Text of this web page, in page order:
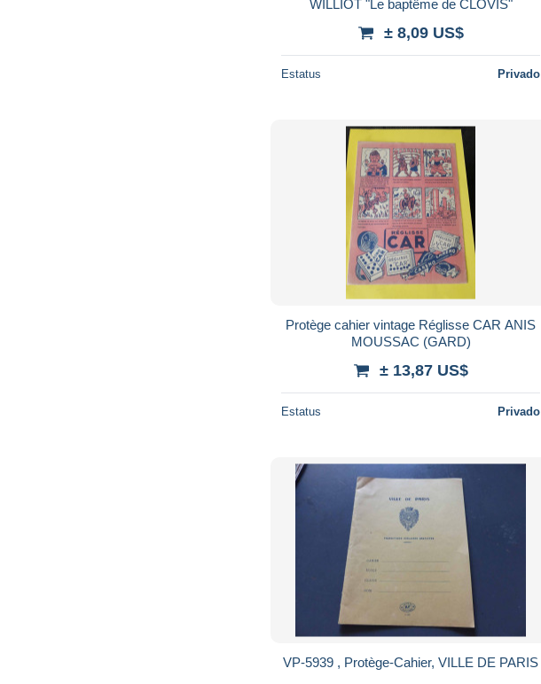
WILLIOT "Le baptême de CLOVIS"
± 8,09 US$
Estatus Privado
Protège cahier vintage Réglisse CAR ANIS
MOUSSAC (GARD)
± 13,87 US$
Estatus Privado
VP-5939 , Protège-Cahier, VILLE DE PARIS